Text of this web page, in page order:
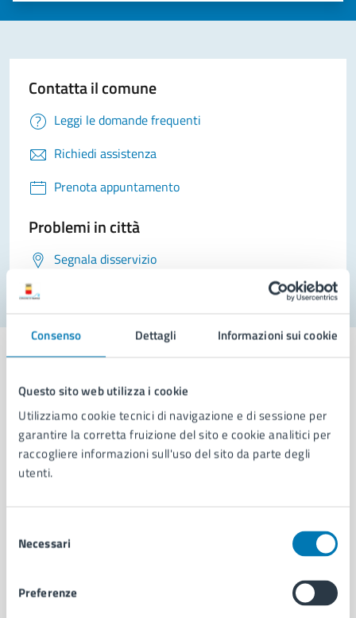
Consenso Dettagli Informazioni sui cookie
Questo sito web utilizza i cookie
Utilizziamo cookie tecnici di navigazione e di sessione per
garantire la corretta fruizione del sito e cookie analitici per
raccogliere informazioni sull'uso del sito da parte degli
utenti.
delNecessari
Preferenze
Contatta il comune
Leggi le domande frequenti
Richiedi assistenza
Prenota appuntamento
Problemi in città
Segnala disservizio
Comune di Napoli
AMMINISTRAZIONE
Uffici
Personale amministrativo